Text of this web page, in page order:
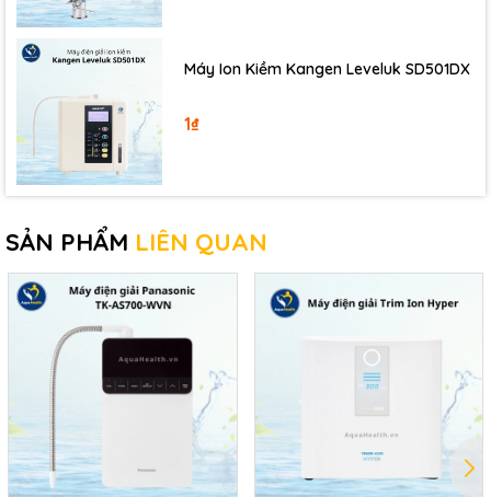
thông qua các cách sau:
Thêm sản phẩm vào giỏ hàng và nhập thông
tin
Liên hệ Hotline/Zalo/SMS
Mua trực tiếp tại showroom gần nhất
Nhắn tin qua Fanpage/ Tiktok/ Instagram
Máy Ion Kiềm Kangen Leveluk SD501DX
1₫
SẢN PHẨM LIÊN QUAN